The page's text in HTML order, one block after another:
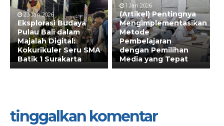
23 Jan 2026
Eksplorasi Budaya
Pulau Bali dalam
Majalah Digital:
Kokurikuler Seru SMA
Batik 1 Surakarta
1 Jan 2026
(Artikel) Pentingnya
Mengimplementasikan
Metode
Pembelajaran
dengan Pemilihan
Media yang Tepat
tinggalkan komentar